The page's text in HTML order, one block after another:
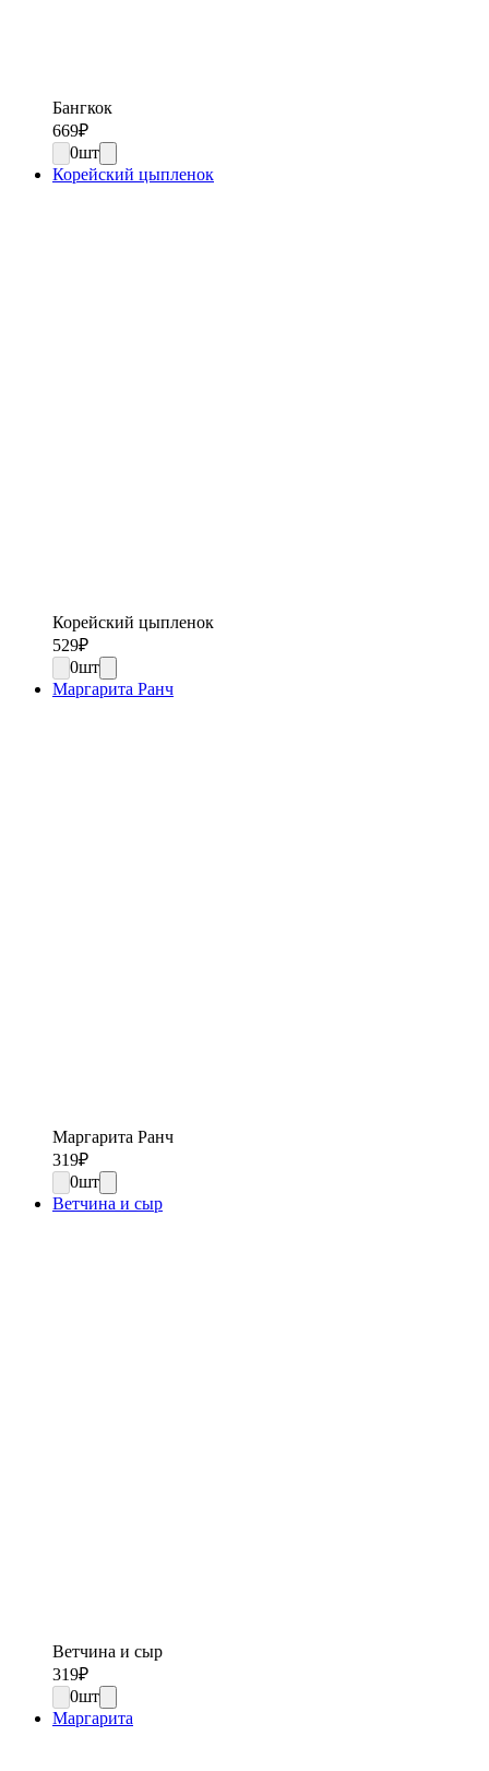
Бангкок
669₽
0шт
Корейский цыпленок
Корейский цыпленок
529₽
0шт
Маргарита Ранч
Маргарита Ранч
319₽
0шт
Ветчина и сыр
Ветчина и сыр
319₽
0шт
Маргарита